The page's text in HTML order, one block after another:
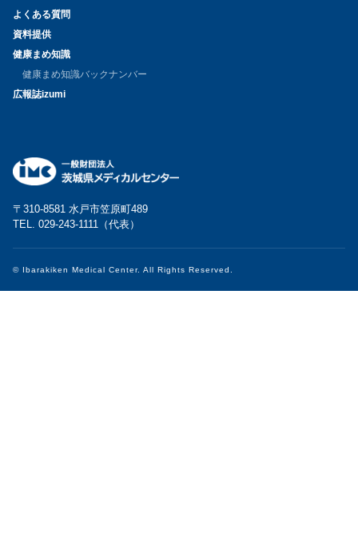
よくある質問
資料提供
健康まめ知識
健康まめ知識バックナンバー
広報誌izumi
〒310-8581 水戸市笠原町489
TEL. 029-243-1111（代表）
© Ibarakiken Medical Center. All Rights Reserved.